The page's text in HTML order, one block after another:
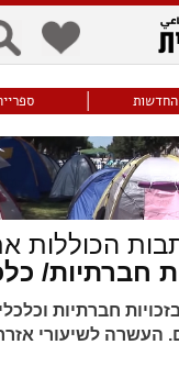
כללי
keyboard
ניווט מקלדת
זום
הכוללות
חברתיות/
חברתיות
העשרה לשיעורי